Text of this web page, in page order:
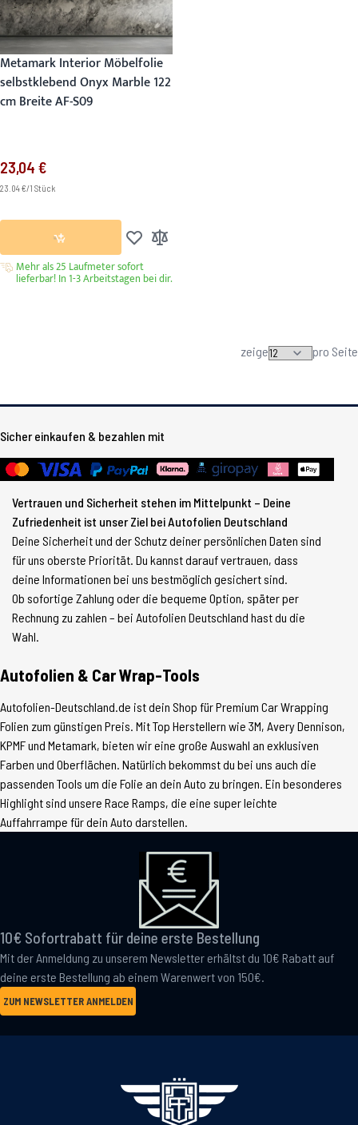
Metamark Interior Möbelfolie
selbstklebend Onyx Marble 122
cm Breite AF-S09
23,04 €
23.04 €/1 Stück
Zur Wunschliste hinzufügen
Zur Vergleichsliste hinzufügen
Mehr als 25 Laufmeter sofort
lieferbar! In 1-3 Arbeitstagen bei dir.
zeige pro Seite
Sicher einkaufen & bezahlen mit
Vertrauen und Sicherheit stehen im Mittelpunkt – Deine
Zufriedenheit ist unser Ziel bei Autofolien Deutschland
Deine Sicherheit und der Schutz deiner persönlichen Daten sind
für uns oberste Priorität. Du kannst darauf vertrauen, dass
deine Informationen bei uns bestmöglich gesichert sind.
Ob sofortige Zahlung oder die bequeme Option, später per
Rechnung zu zahlen – bei Autofolien Deutschland hast du die
Wahl.
Autofolien & Car Wrap-Tools
Autofolien-Deutschland.de ist dein Shop für Premium Car Wrapping
Folien zum günstigen Preis. Mit Top Herstellern wie 3M, Avery Dennison,
KPMF und Metamark, bieten wir eine große Auswahl an exklusiven
Farben und Oberflächen. Natürlich bekommst du bei uns auch die
passenden Tools um die Folie an dein Auto zu bringen. Ein besonderes
Highlight sind unsere Race Ramps, die eine super leichte
Auffahrrampe für dein Auto darstellen.
10€ Sofortrabatt für deine erste Bestellung
Mit der Anmeldung zu unserem Newsletter erhältst du 10€ Rabatt auf
deine erste Bestellung ab einem Warenwert von 150€.
ZUM NEWSLETTER ANMELDEN